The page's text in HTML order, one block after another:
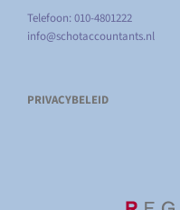
Telefoon: 010-4801222
info@schotaccountants.nl
PRIVACYBELEID